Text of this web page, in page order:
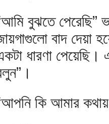
বুঝতে পেরেছি”
বাদ দেয়া
ধারণা পেয়েছি।
কি আমার